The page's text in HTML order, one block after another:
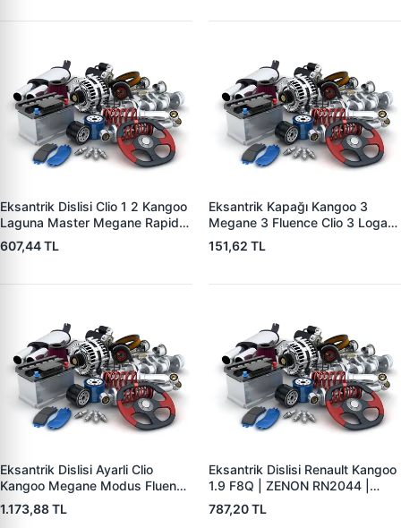
Eksantrik Dislisi Clio 1 2 Kangoo
Laguna Master Megane Rapid
Scenic Trafic 1.9 F9Q | ZENON
RN2049 | OEM 7700107249
607,44 TL
Eksantrik Kapağı Kangoo 3
Megane 3 Fluence Clio 3 Logan
Duster Lodgy Sandero 1,5DCI
K9K Mercedes Citan W176
OEM 8200653608
151,62 TL
Eksantrik Dislisi Ayarli Clio
Kangoo Megane Modus Fluence
1.5DCI K9K (40 Dis) | ZENON
RN2037 | OEM 7701478037
1.173,88 TL
Eksantrik Dislisi Renault Kangoo
1.9 F8Q | ZENON RN2044 |
OEM 7700866844
787,20 TL